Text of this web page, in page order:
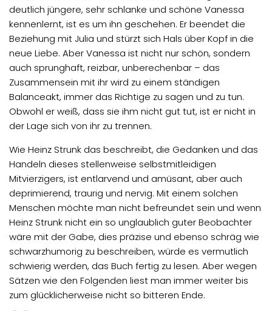
deutlich jüngere, sehr schlanke und schöne Vanessa
kennenlernt, ist es um ihn geschehen. Er beendet die
Beziehung mit Julia und stürzt sich Hals über Kopf in die
neue Liebe. Aber Vanessa ist nicht nur schön, sondern
auch sprunghaft, reizbar, unberechenbar – das
Zusammensein mit ihr wird zu einem ständigen
Balanceakt, immer das Richtige zu sagen und zu tun.
Obwohl er weiß, dass sie ihm nicht gut tut, ist er nicht in
der Lage sich von ihr zu trennen.
Wie Heinz Strunk das beschreibt, die Gedanken und das
Handeln dieses stellenweise selbstmitleidigen
Mitvierzigers, ist entlarvend und amüsant, aber auch
deprimierend, traurig und nervig. Mit einem solchen
Menschen möchte man nicht befreundet sein und wenn
Heinz Strunk nicht ein so unglaublich guter Beobachter
wäre mit der Gabe, dies präzise und ebenso schräg wie
schwarzhumorig zu beschreiben, würde es vermutlich
schwierig werden, das Buch fertig zu lesen. Aber wegen
Sätzen wie den Folgenden liest man immer weiter bis
zum glücklicherweise nicht so bitteren Ende.